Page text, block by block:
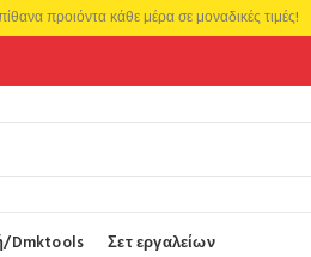
Dmktools Σετ εργαλείων
προιόντα κάθε μέρα σε μοναδικές τιμές!